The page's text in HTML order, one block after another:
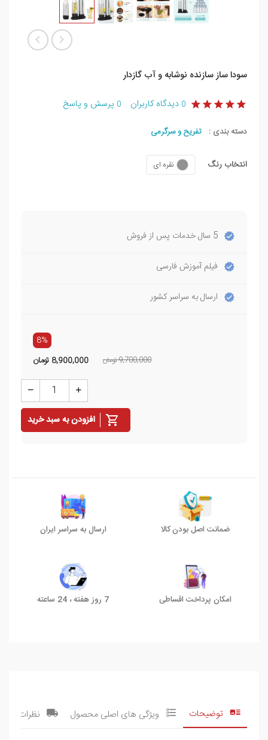
سودا ساز سازنده نوشابه و آب گازدار
0 دیدگاه کاربران 0 پرسش و پاسخ
دسته بندی : تفریح و سرگرمی
انتخاب رنگ نقره ای
5 سال خدمات پس از فروش
فیلم آموزش فارسی
ارسال به سراسر کشور
8%
9,700,000 تومان 8,900,000 تومان
افزودن به سبد خرید
ضمانت اصل بودن کالا ارسال به سراسر ایران
امکان پرداخت اقساطی 7 روز هفته ، 24 ساعته
توضیحات ویژگی های اصلی محصول نظرات